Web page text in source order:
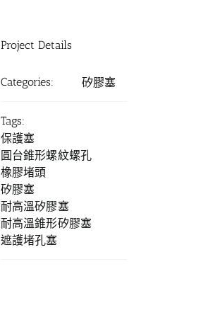
Project Details
Categories: 矽膠塞
Tags:
保護塞
圓台錐形螺紋螺孔
橡膠堵頭
矽膠塞
耐高溫矽膠塞
耐高溫錐形矽膠塞
遮護堵孔塞